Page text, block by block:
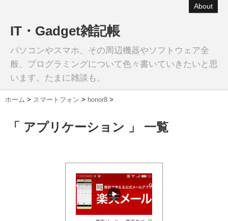
About
IT・Gadget雑記帳
パソコンやスマホ、その周辺機器やソフトウェア全
般、プログラミングについて色々書いていきたいと思
います。たまに雑談も。
ホーム > スマートフォン > honor8 >
「 アプリケーション 」 一覧